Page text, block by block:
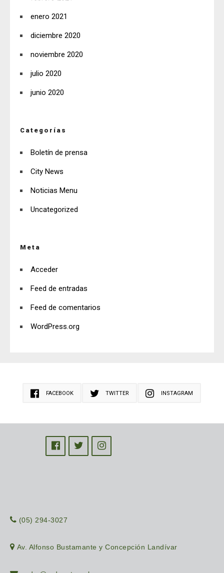
enero 2021
diciembre 2020
noviembre 2020
julio 2020
junio 2020
Categorías
Boletín de prensa
City News
Noticias Menu
Uncategorized
Meta
Acceder
Feed de entradas
Feed de comentarios
WordPress.org
FACEBOOK TWITTER INSTAGRAM
(05) 294-3027
Av. Alfonso Bustamante y Concepción Landívar